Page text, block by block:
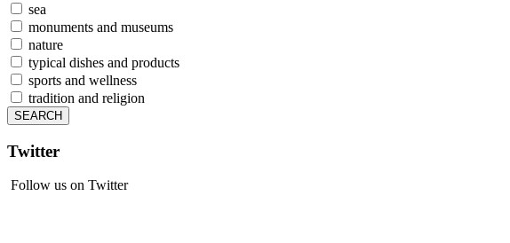
sea
monuments and museums
nature
typical dishes and products
sports and wellness
tradition and religion
Twitter
Follow us on Twitter